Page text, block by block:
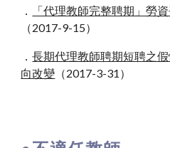
．
「代理教師完整聘期」勞
（2017-9-15）
．長期代理教師聘期短聘之
向改變 （2017-3-31）